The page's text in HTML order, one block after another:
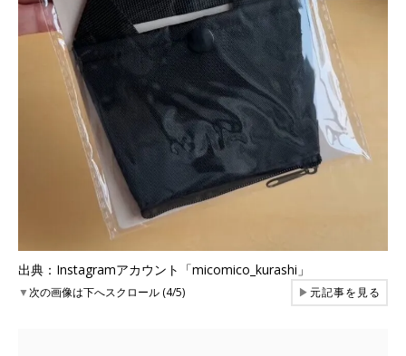
出典：Instagramアカウント「micomico_kurashi」
▼次の画像は下へスクロール (4/5) ▶元記事を見る